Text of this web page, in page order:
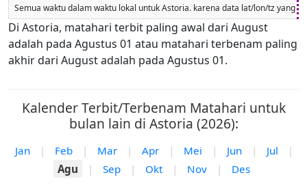
Semua waktu dalam waktu lokal untuk Astoria. karena data lat/lon/tz yang
Di Astoria, matahari terbit paling awal dari August
adalah pada Agustus 01 atau matahari terbenam paling
akhir dari August adalah pada Agustus 01.
Kalender Terbit/Terbenam Matahari untuk
bulan lain di Astoria (2026):
Jan | Feb | Mar | Apr | Mei | Jun | Jul
|
Agu
| Sep | Okt | Nov | Des